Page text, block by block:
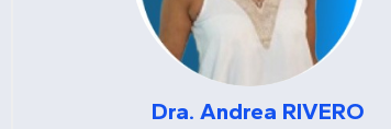
Dra. Andrea RIVERO